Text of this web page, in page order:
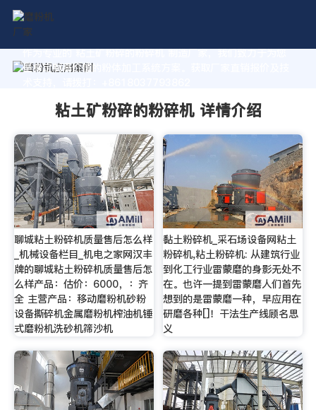
作为专业的 粘土矿粉碎的粉碎机 制造厂家，我们致力于为您
量身定制高价值的粉体加工系统方案。获取厂家直销报价及技
粘土矿粉碎的粉碎机 详情介绍
聊城粘土粉碎机质量售后怎么样
_机械设备栏目_机电之家网汉丰
牌的聊城粘土粉碎机质量售后怎
么样产品：估价：6000，：齐
全 主营产品：移动磨粉机砂粉
设备撕碎机金属磨粉机榨油机锤
式磨粉机洗砂机筛沙机
黏土粉碎机_采石场设备网粘土
粉碎机,粘土粉碎机: 从建筑行业
到化工行业雷蒙磨的身影无处不
在。也许一提到雷蒙磨人们首先
想到的是雷蒙磨一种，早应用在
研磨各种[]！干法生产线顾名思
义